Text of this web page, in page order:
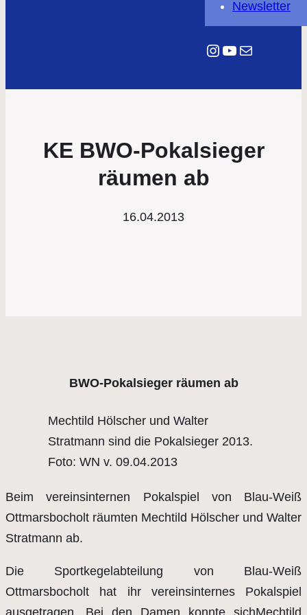
Newsletter
Instagram
YouTube
E-Mail
KE BWO-Pokalsieger
räumen ab
16.04.2013
BWO-Pokalsieger räumen ab
Mechtild Hölscher und Walter
Stratmann sind die Pokalsieger 2013.
Foto: WN v. 09.04.2013
Beim vereinsinternen Pokalspiel von Blau-Weiß
Ottmarsbocholt räumten Mechtild Hölscher und Walter
Stratmann ab.
Die Sportkegelabteilung von Blau-Weiß
Ottmarsbocholt hat ihr vereinsinternes Pokalspiel
ausgetragen. Bei den Damen konnte sichMechtild